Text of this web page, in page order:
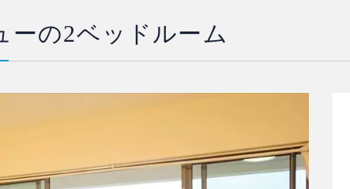
ーの2ベッドルーム